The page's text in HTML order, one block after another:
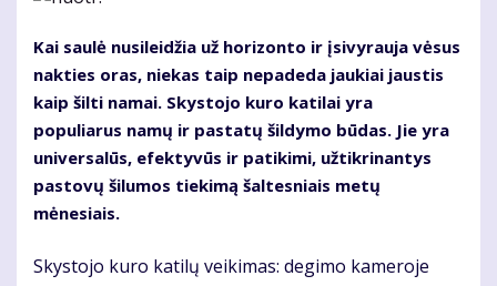
Kai saulė nusileidžia už horizonto ir įsivyrauja vėsus
nakties oras, niekas taip nepadeda jaukiai jaustis
kaip šilti namai. Skystojo kuro katilai yra
populiarus namų ir pastatų šildymo būdas. Jie yra
universalūs, efektyvūs ir patikimi, užtikrinantys
pastovų šilumos tiekimą šaltesniais metų
mėnesiais.
Skystojo kuro katilų veikimas: degimo kameroje